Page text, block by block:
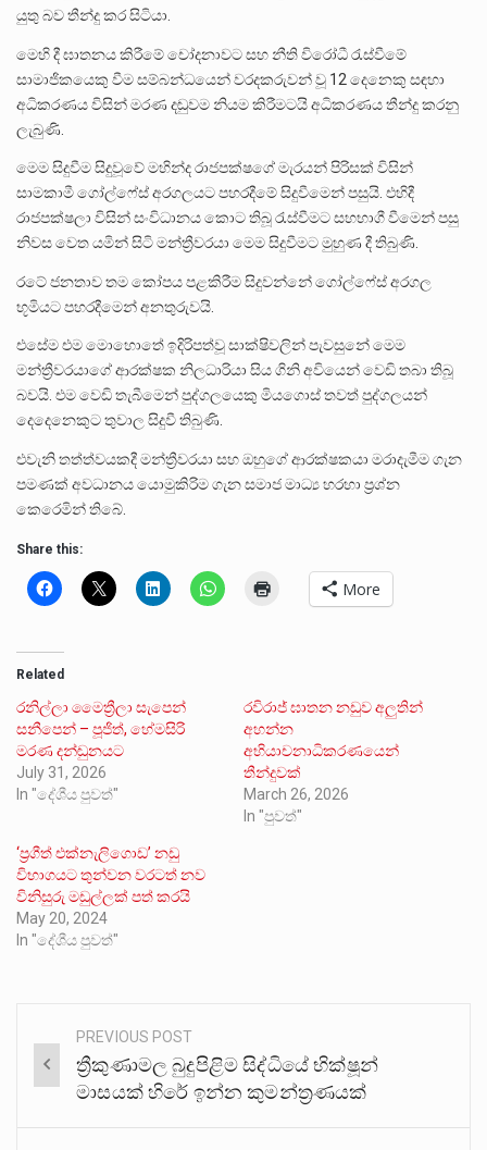
යුතු බව තීන්දු කර සිටියා.
මෙහි දී ඝාතනය කිරීමේ චෝදනාවට සහ නීති විරෝධී රැස්වීමේ
සාමාජිකයෙකු වීම සම්බන්ධයෙන් වරදකරුවන් වූ 12 දෙනෙකු සඳහා
අධිකරණය විසින් මරණ දඬුවම නියම කිරීමටයි අධිකරණය තීන්දු කරනු
ලැබුණි.
මෙම සිදුවීම සිදුවූවේ මහින්ද රාජපක්ෂගේ මැරයන් පිරිසක් විසින්
සාමකාමී ගෝල්ෆේස් අරගලයට පහරදීමේ සිදුවීමෙන් පසුයි. එහිදී
රාජපක්ෂලා විසින් සංවිධානය කොට තිබූ රැස්වීමට සහභාගී වීමෙන් පසු
නිවස වෙත යමින් සිටි මන්ත්‍රීවරයා මෙම සිදුවීමට මුහුණ දී තිබුණි.
රටේ ජනතාව තම කෝපය පළකිරීම සිදුවන්නේ ගෝල්ෆේස් අරගල
භූමියට පහරදීමෙන් අනතුරුවයි.
එසේම එම මොහොතේ ඉදිරිපත්වූ සාක්ෂිවලින් පැවසුනේ මෙම
මන්ත්‍රීවරයාගේ ආරක්ෂක නිලධාරියා සිය ගිනි අවියෙන් වෙඩි තබා තිබූ
බවයි. එම වෙඩි තැබීමෙන් පුද්ගලයෙකු මියගොස් තවත් පුද්ගලයන්
දෙදෙනෙකුට තුවාල සිදුවී තිබුණි.
එවැනි තත්ත්වයකදී මන්ත්‍රීවරයා සහ ඔහුගේ ආරක්ෂකයා මරාදැමීම ගැන
පමණක් අවධානය යොමුකිරිම ගැන සමාජ මාධ්‍ය හරහා ප්‍රශ්න
කෙරෙමින් තිබේ.
Share this:
More
Related
රනිල්ලා මෛත්‍රීලා සැපෙන්
සනීපෙන් – පූජිත්, හේමසිරි
මරණ දන්ඬුනයට
July 31, 2026
In "දේශීය පුවත්"
රවිරාජ් ඝාතන නඩුව අලුතින්
අහන්න
අභියාචනාධිකරණයෙන්
තීන්දුවක්
March 26, 2026
In "පුවත්"
‘ප්‍රගීත් එක්නැලිගොඩ’ නඩු
විභාගයට තුන්වන වරටත් නව
විනිසුරු මඩුල්ලක් පත් කරයි
May 20, 2024
In "දේශීය පුවත්"
Post
navigation
PREVIOUS POST
ත්‍රීකුණාමල බුදුපිළිම සිද්ධියේ භික්ෂූන්
මාසයක් හිරේ ඉන්න කුමන්ත්‍රණයක්